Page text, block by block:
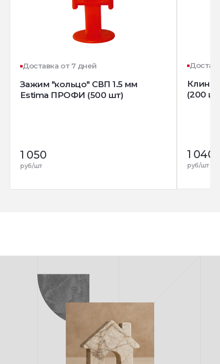
Доставка от 7 дней
Зажим "кольцо" СВП 1.5 мм
Estima ПРОФИ (500 шт)
1 050
руб/шт
Клин
(200
1 040
руб/шт